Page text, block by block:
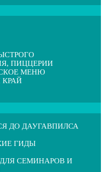
ПИЦЦЕРИИ
МЕНЮ
ДО ДАУГАВПИЛСА
ГИДЫ
СЕМИНАРОВ И